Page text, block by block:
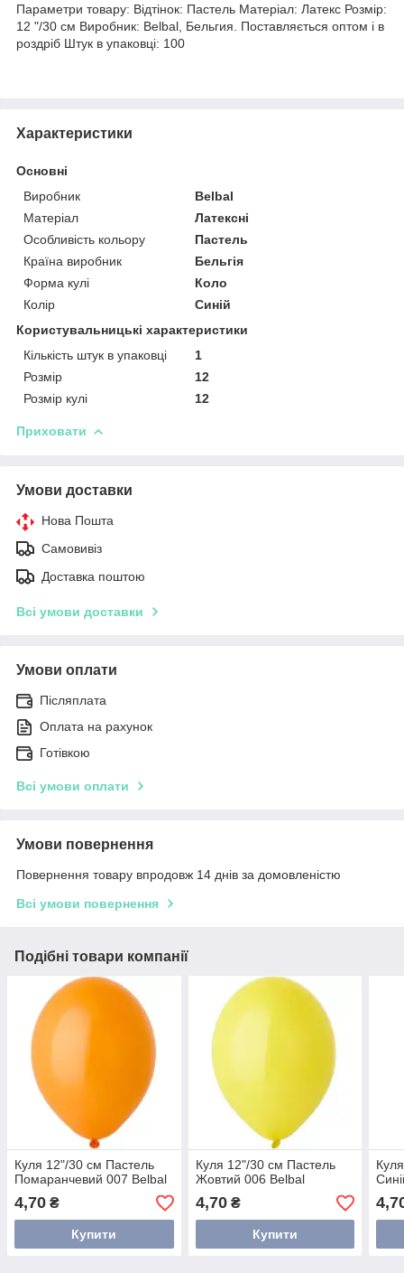
Параметри товару: Відтінок: Пастель Матеріал: Латекс Розмір:
12 "/30 см Виробник: Belbal, Бельгия. Поставляється оптом і в
роздріб Штук в упаковці: 100
Характеристики
Основні
Виробник
Belbal
Матеріал
Латексні
Особливість кольору
Пастель
Країна виробник
Бельгія
Форма кулі
Коло
Колір
Синій
Користувальницькі характеристики
Кількість штук в упаковці
1
Розмір
12
Розмір кулі
12
Приховати
Умови доставки
Нова Пошта
Самовивіз
Доставка поштою
Всі умови доставки
Умови оплати
Післяплата
Оплата на рахунок
Готівкою
Всі умови оплати
Умови повернення
Повернення товару впродовж 14 днів за домовленістю
Всі умови повернення
Подібні товари компанії
Куля 12"/30 см Пастель
Помаранчевий 007 Belbal
4,70 ₴
Купити
Куля 12"/30 см Пастель
Жовтий 006 Belbal
4,70₴
Купити